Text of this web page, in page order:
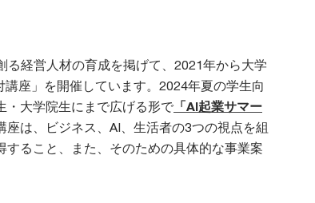
経営人材の育成を掲げて、2021年から大学
座」を開催しています。2024年夏の学生向
・大学院生にまで広げる形で 「AI起業サマー
座は、ビジネス、AI、生活者の3つの視点を組
ること、また、そのための具体的な事業案